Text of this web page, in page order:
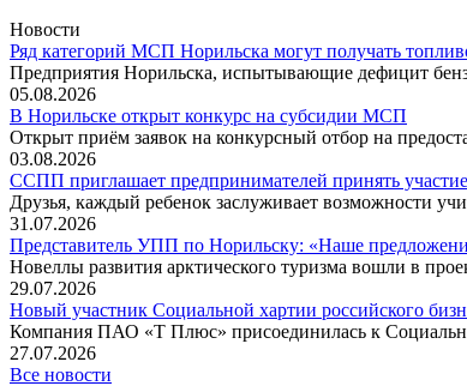
Новости
Ряд категорий МСП Норильска могут получать
Предприятия Норильска, испытывающие дефицит
05.08.2026
В Норильске открыт конкурс на субсидии МСП
Открыт приём заявок на конкурсный отбор на
03.08.2026
ССПП приглашает предпринимателей принять
Друзья, каждый ребенок заслуживает возможности
31.07.2026
Представитель УПП по Норильску: «Наше
Новеллы развития арктического туризма вошли в
29.07.2026
Новый участник Социальной хартии российского
Компания ПАО «Т Плюс» присоединилась к
27.07.2026
Все новости